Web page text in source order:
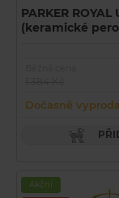
PARKER
(keramické
Dočasně
Akční